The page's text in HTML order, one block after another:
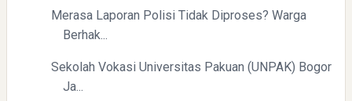
Mengenal Dampak Kenaikan Suku Bunga terhadap Bitcoin
(BTC) dan Ekonomi Global
Merasa Laporan Polisi Tidak Diproses? Warga
Berhak...
Sekolah Vokasi Universitas Pakuan (UNPAK) Bogor
Ja...